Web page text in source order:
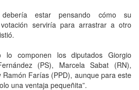
estar pensando cómo su
serviría para arrastrar a otro
lo componen los diputados Giorgio
(PS), Marcela Sabat (RN),
Farías (PPD), aunque para este
una ventaja pequeñita”.